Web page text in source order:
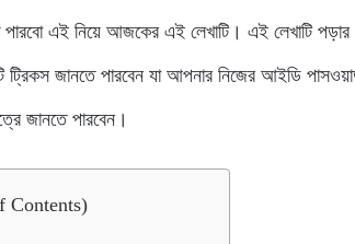
পারবো এই নিয়ে আজকের এই লেখাটি। এই লেখাটি
ট্রিকস জানতে পারবেন যা আপনার নিজের আইডি
জানতে পারবেন।
Contents)